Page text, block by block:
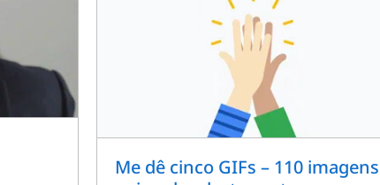
Me dê cinco GIFs – 110 imagens